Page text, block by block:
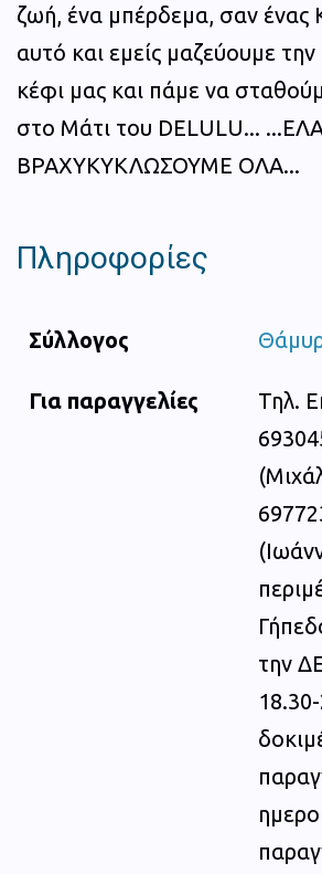
ζωή, ένα μπέρδεμα, σαν ένας
αυτό και εμείς μαζεύουμε
κέφι μας και πάμε να
στο Μάτι του DELULU...
ΒΡΑΧΥΚΥΚΛΩΣΟΥΜΕ ΟΛΑ...
Πληροφορίες
Σύλλογος
Για παραγγελίες
Τηλ.
την